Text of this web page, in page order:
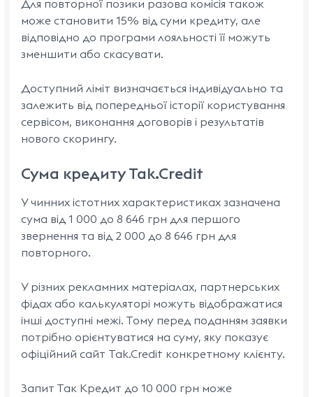
Для повторної позики разова комісія також
може становити 15% від суми кредиту, але
відповідно до програми лояльності її можуть
зменшити або скасувати.
Доступний ліміт визначається індивідуально та
залежить від попередньої історії користування
сервісом, виконання договорів і результатів
нового скорингу.
Сума кредиту Tak.Credit
У чинних істотних характеристиках зазначена
сума від 1 000 до 8 646 грн для першого
звернення та від 2 000 до 8 646 грн для
повторного.
У різних рекламних матеріалах, партнерських
фідах або калькуляторі можуть відображатися
інші доступні межі. Тому перед поданням заявки
потрібно орієнтуватися на суму, яку показує
офіційний сайт Tak.Credit конкретному клієнту.
Запит Так Кредит до 10 000 грн може